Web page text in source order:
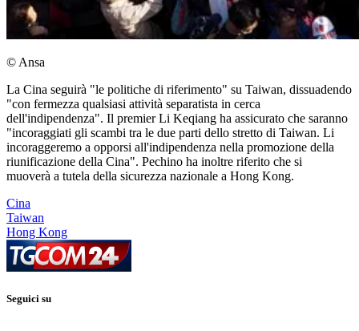
© Ansa
La Cina seguirà "le politiche di riferimento" su Taiwan, dissuadendo
"con fermezza qualsiasi attività separatista in cerca
dell'indipendenza". Il premier Li Keqiang ha assicurato che saranno
"incoraggiati gli scambi tra le due parti dello stretto di Taiwan. Li
incoraggeremo a opporsi all'indipendenza nella promozione della
riunificazione della Cina". Pechino ha inoltre riferito che si
muoverà a tutela della sicurezza nazionale a Hong Kong.
Cina
Taiwan
Hong Kong
Seguici su